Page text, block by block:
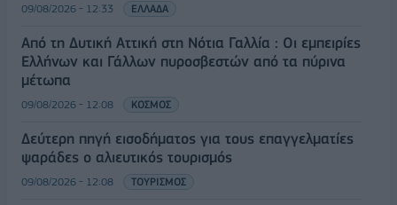
09/08/2026 - 12:33 ΕΛΛΑΔΑ
Από τη Δυτική Αττική στη Νότια Γαλλία : Οι εμπειρίες
Ελλήνων και Γάλλων πυροσβεστών από τα πύρινα
μέτωπα
09/08/2026 - 12:08 ΚΟΣΜΟΣ
Δεύτερη πηγή εισοδήματος για τους επαγγελματίες
ψαράδες ο αλιευτικός τουρισμός
09/08/2026 - 12:08 ΤΟΥΡΙΣΜΟΣ